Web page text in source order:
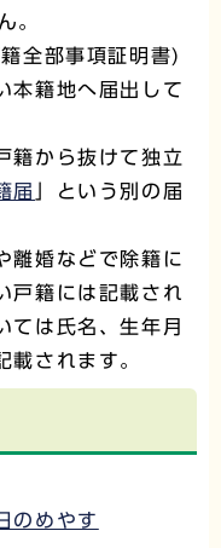
。
全部事項証明書)
本籍地へ届出して
籍から抜けて独立
届
」という別の届
離婚などで除籍に
戸籍には記載され
ては氏名、生年月
載されます。
のめやす